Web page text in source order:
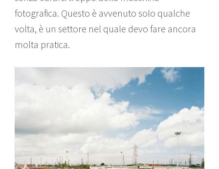
fotografica. Questo è avvenuto solo qualche
volta, è un settore nel quale devo fare ancora
molta pratica.